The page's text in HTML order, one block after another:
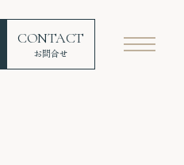
CONTACT
お問合せ